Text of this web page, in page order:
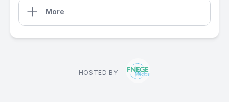
More
HOSTED BY